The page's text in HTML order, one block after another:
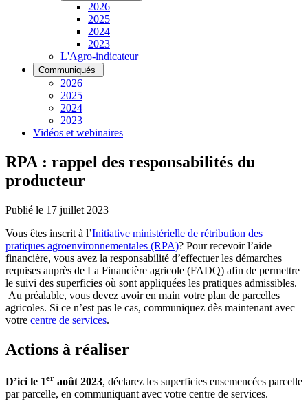
2026
2025
2024
2023
L'Agro-indicateur
Communiqués
2026
2025
2024
2023
Vidéos et webinaires
RPA : rappel des responsabilités du
producteur
Publié le 17 juillet 2023
Vous êtes inscrit à l’Initiative ministérielle de rétribution des
pratiques agroenvironnementales (RPA)? Pour recevoir l’aide
financière, vous avez la responsabilité d’effectuer les démarches
requises auprès de La Financière agricole (FADQ) afin de permettre
le suivi des superficies où sont appliquées les pratiques admissibles.
Au préalable, vous devez avoir en main votre plan de parcelles
agricoles. Si ce n’est pas le cas, communiquez dès maintenant avec
votre centre de services.
Actions à réaliser
D’ici le 1er août 2023, déclarez les superficies ensemencées parcelle
par parcelle, en communiquant avec votre centre de services.